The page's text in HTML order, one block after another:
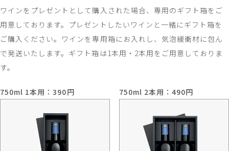
ワインをプレゼントとして購入された場合、専用のギフト箱をご
用意しております。プレゼントしたいワインと一緒にギフト箱を
ご購入ください。ワインを専用箱にお入れし、気泡緩衝材に包ん
で発送いたします。ギフト箱は1本用・2本用をご用意しておりま
す。
750ml 1本用：390円 750ml 2本用：490円